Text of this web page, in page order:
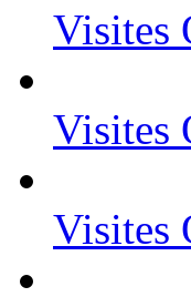
Visites
Visites
Visites